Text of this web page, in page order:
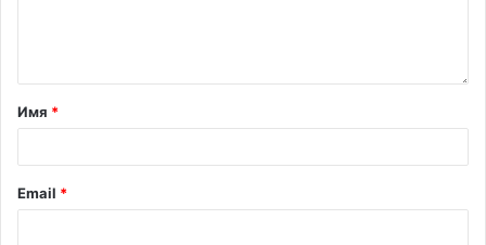
Имя *
Email *